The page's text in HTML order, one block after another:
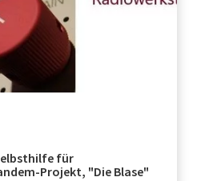
für
Projekt, "Die Blase"